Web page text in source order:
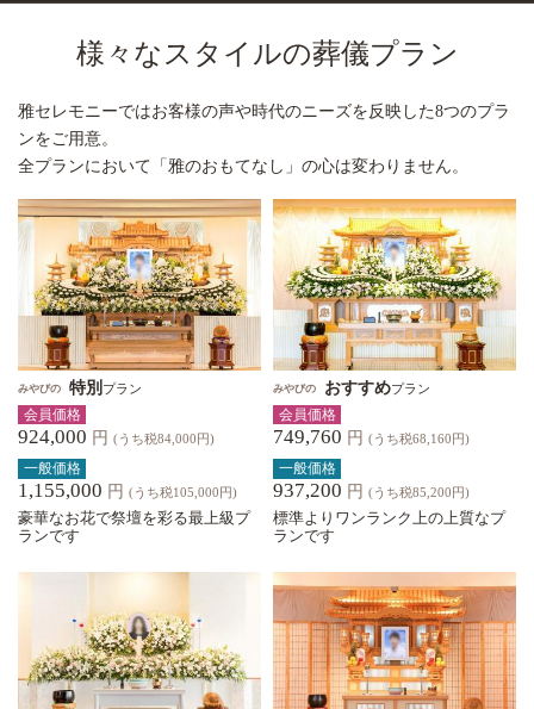
様々なスタイルの葬儀プラン
雅セレモニーではお客様の声や時代のニーズを反映した8つのプラ
ンをご用意。
全プランにおいて「雅のおもてなし」の心は変わりません。
みやびの 特別 プラン
会員価格
924,000 円 (うち税84,000円)
一般価格
1,155,000 円 (うち税105,000円)
豪華なお花で祭壇を彩る最上級プ
ランです
みやびの おすすめプラン
会員価格
749,760 円 (うち税68,160円)
一般価格
937,200 円 (うち税85,200円)
標準よりワンランク上の上質なプ
ランです